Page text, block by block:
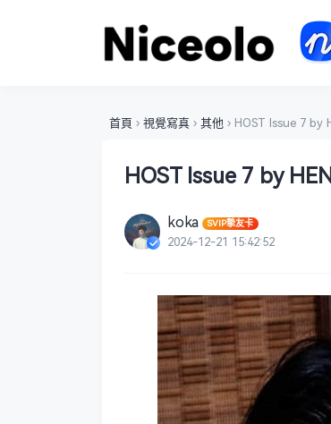
首頁 › 視覺寫真 › 其他 › HOST Issue 7 by
HOST Issue 7 by
koka SVIP摯友卡
2024-12-21 15:42:52